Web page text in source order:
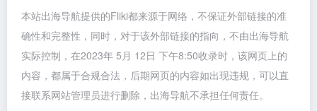
本站出海导航提供的Fliki都来源于网络，不保证外部链接的准
确性和完整性，同时，对于该外部链接的指向，不由出海导航
实际控制，在2023年 5月 12日 下午8:50收录时，该网页上的
内容，都属于合规合法，后期网页的内容如出现违规，可以直
接联系网站管理员进行删除，出海导航不承担任何责任。